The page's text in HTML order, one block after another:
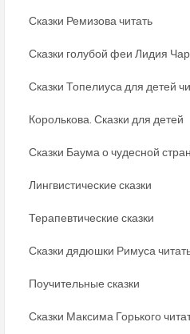
Сказки Ремизова читать
Сказки голубой феи Лидия
Сказки Топелиуса для детей
Королькова. Сказки для детей
Сказки Баума о чудесной
Лингвистические сказки
Терапевтические сказки
Сказки дядюшки Римуса
Поучительные сказки
Сказки Максима Горького